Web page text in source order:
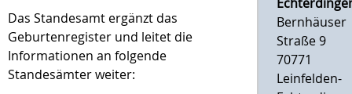
Das Standesamt ergänzt das
Geburtenregister und leitet die
Informationen an folgende
Standesämter weiter:
Bernhäuser
Straße 9
70771
Leinfelden-